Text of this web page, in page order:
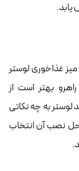
یابد.
میز غذاخوری لوستر
بهتر است از
به چه نکاتی
محل نصب آن انتخاب